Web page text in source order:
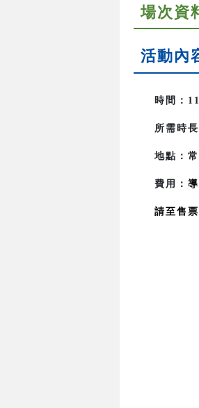
場次資
活動內
時間：
所需時
地點：
費用：
請至售